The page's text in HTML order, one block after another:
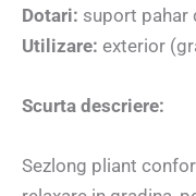
Dotari: suport pahar
Utilizare: exterior
Scurta descriere:
Sezlong pliant